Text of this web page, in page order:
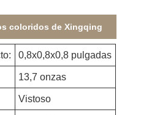
coloridos de Xingqing
0,8x0,8x0,8 pulgadas
13,7 onzas
Vistoso